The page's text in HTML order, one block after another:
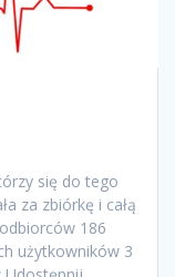
się do tego
za zbiórkę i całą
186
użytkowników 3